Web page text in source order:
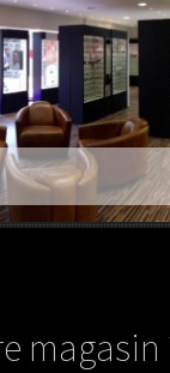
magasin